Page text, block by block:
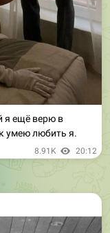
я ещё верю в
умею любить я.
8.91K 20:12